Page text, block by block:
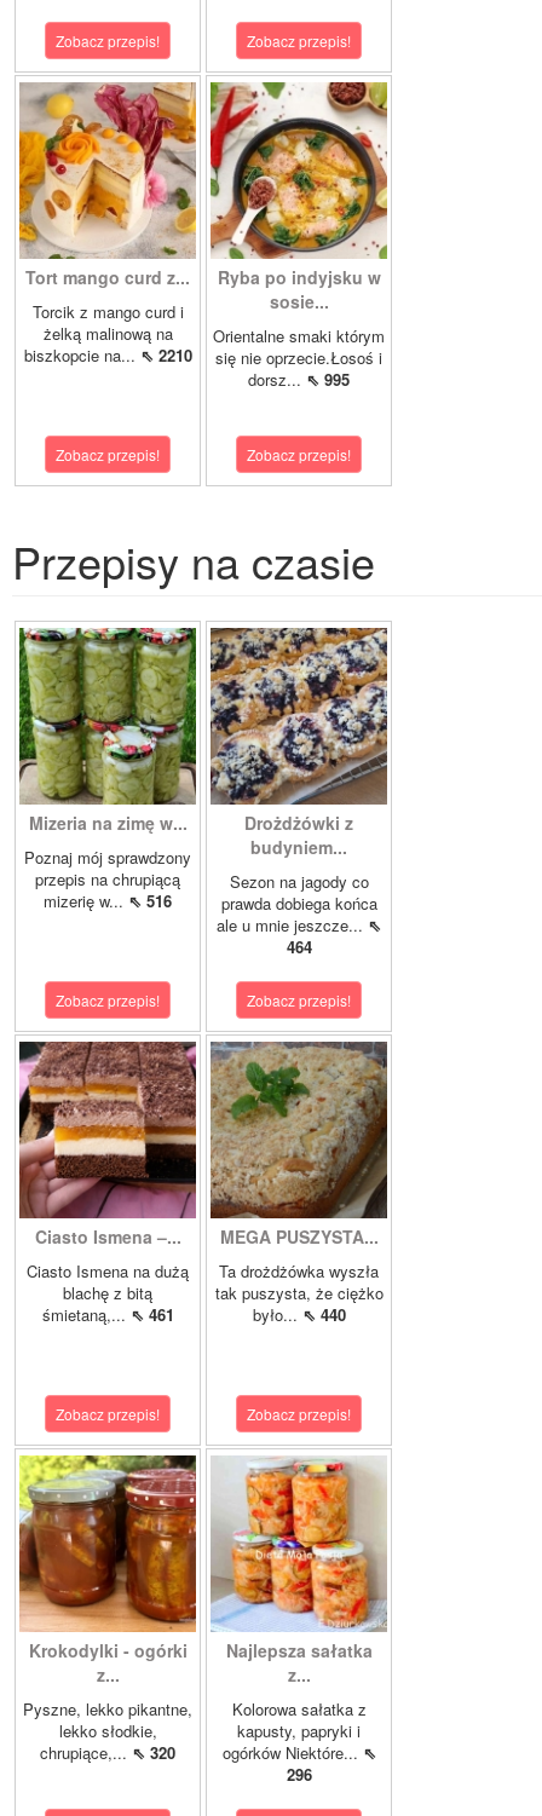
Zobacz przepis! Zobacz przepis!
Tort mango curd z...
Torcik z mango curd i
żelką malinową na
biszkopcie na... ⇖ 2210
Zobacz przepis!
Ryba po indyjsku w
sosie...
Orientalne smaki którym
się nie oprzecie.Łosoś i
dorsz... ⇖ 995
Zobacz przepis!
Przepisy na czasie
Mizeria na zimę w...
Poznaj mój sprawdzony
przepis na chrupiącą
mizerię w... ⇖ 516
Zobacz przepis!
Drożdżówki z
budyniem...
Sezon na jagody co
prawda dobiega końca
ale u mnie jeszcze... ⇖
464
Zobacz przepis!
Ciasto Ismena –...
Ciasto Ismena na dużą
blachę z bitą
śmietaną,... ⇖ 461
Zobacz przepis!
MEGA PUSZYSTA...
Ta drożdżówka wyszła
tak puszysta, że ciężko
było... ⇖ 440
Zobacz przepis!
Krokodylki - ogórki
z...
Pyszne, lekko pikantne,
lekko słodkie,
chrupiące,... ⇖ 320
Najlepsza sałatka
z...
Kolorowa sałatka z
kapusty, papryki i
ogórków Niektóre... ⇖
296